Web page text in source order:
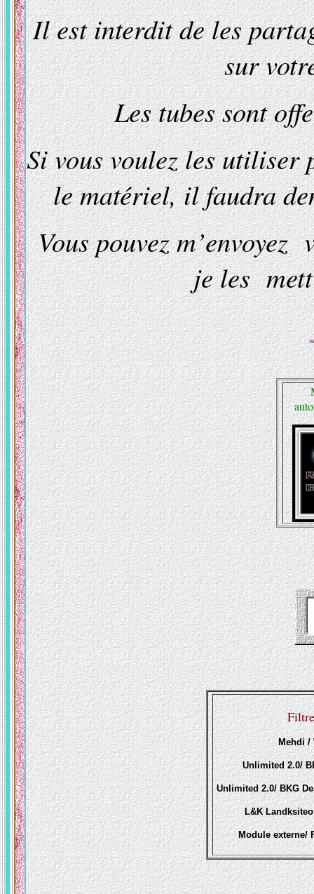
Il est interdit de les
sur
Les tubes sont
Si vous voulez les
le matériel, il faudra
Vous pouvez
je les
Mehdi /
Unlimited 2.0/
Unlimited 2.0/ BKG
L&K
Module externe/